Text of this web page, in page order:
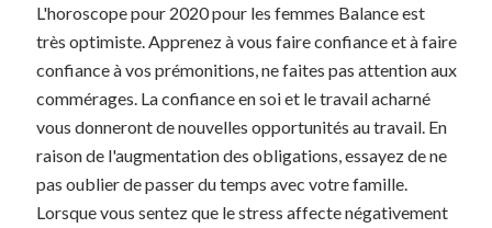
L'horoscope pour 2020 pour les femmes Balance est
très optimiste. Apprenez à vous faire confiance et à faire
confiance à vos prémonitions, ne faites pas attention aux
commérages. La confiance en soi et le travail acharné
vous donneront de nouvelles opportunités au travail. En
raison de l'augmentation des obligations, essayez de ne
pas oublier de passer du temps avec votre famille.
Lorsque vous sentez que le stress affecte négativement